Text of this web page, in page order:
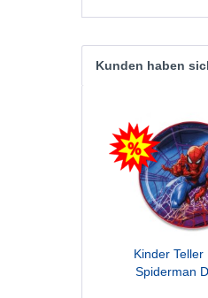
Kunden haben
Kinder Teller
Spiderman